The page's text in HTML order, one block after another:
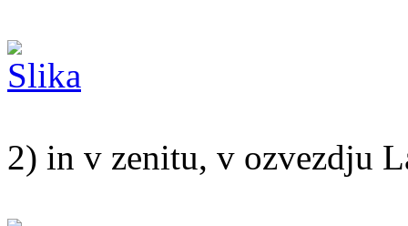
2) in v zenitu, v ozvezdju